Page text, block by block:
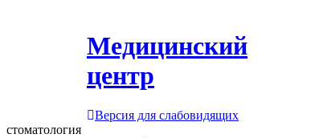
Медицинский
центр
Версия для слабовидящих
стоматология